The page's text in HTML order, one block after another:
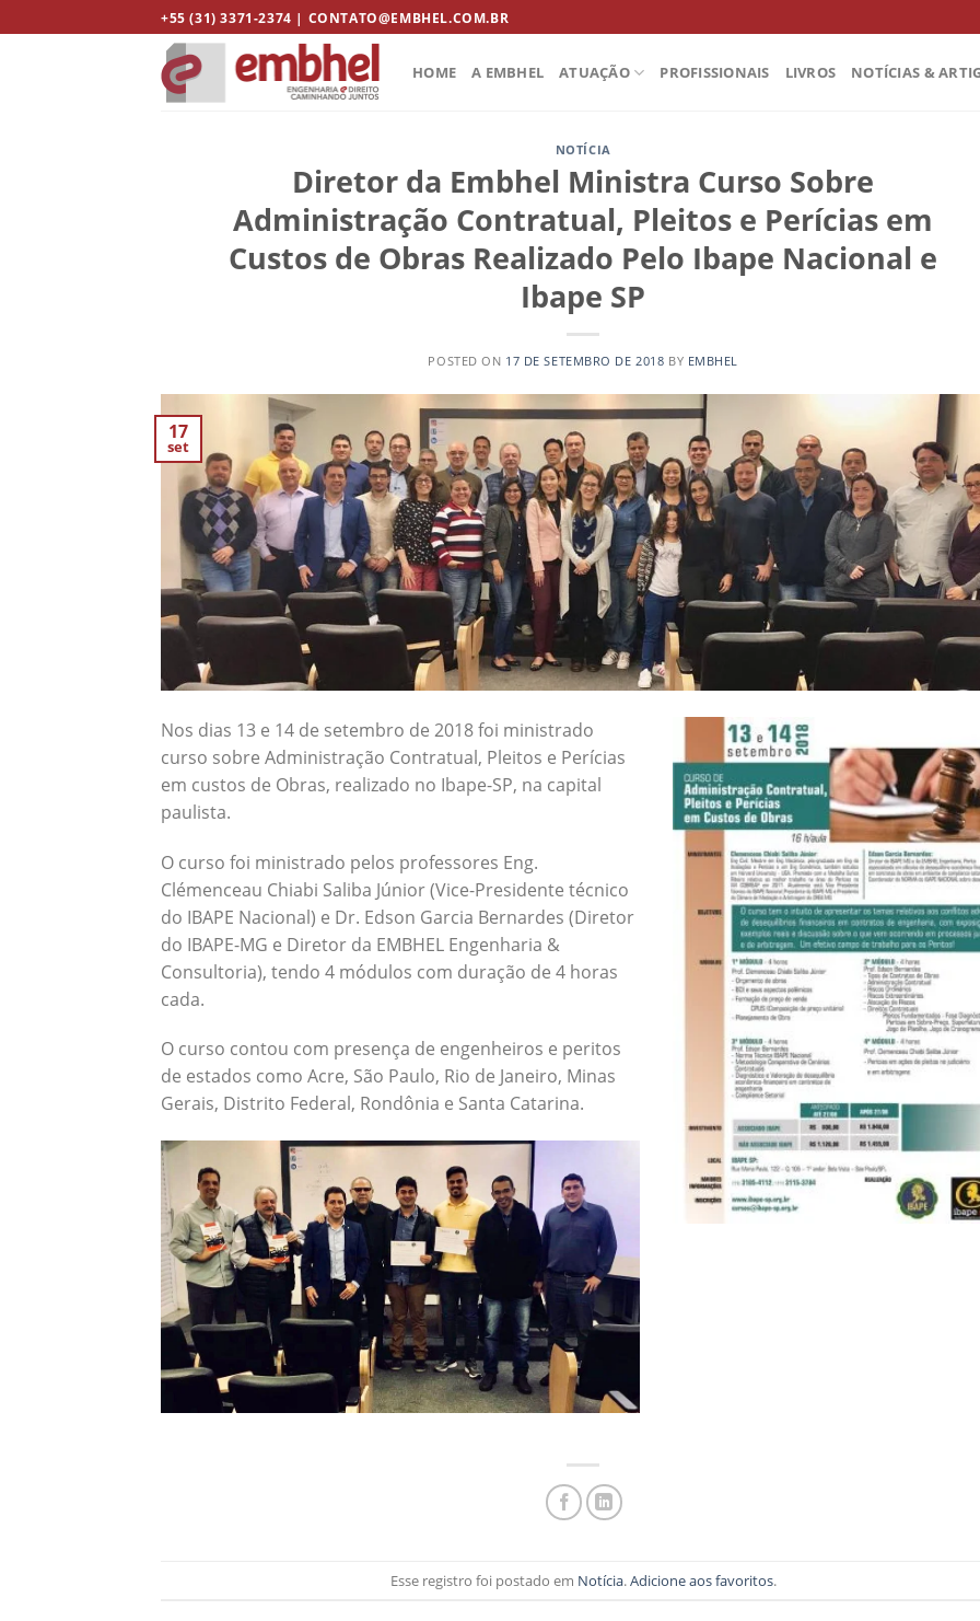
to
+55 (31) 3371-2374 | CONTATO@EMBHEL.COM.BR
HOME A EMBHEL ATUAÇÃO PROFISSIONAIS LIVROS NOTÍCIAS &
NOTÍCIA
Diretor da Embhel Ministra Curso Sobre
Administração Contratual, Pleitos e Perícias em
Custos de Obras Realizado Pelo Ibape Nacional e
Ibape SP
POSTED ON 17 DE SETEMBRO DE 2018 BY EMBHEL
17
set
Nos dias 13 e 14 de setembro de 2018 foi ministrado
curso sobre Administração Contratual, Pleitos e Perícias
em custos de Obras, realizado no Ibape-SP, na capital
paulista.
O curso foi ministrado pelos professores Eng.
Clémenceau Chiabi Saliba Júnior (Vice-Presidente técnico
do IBAPE Nacional) e Dr. Edson Garcia Bernardes (Diretor
do IBAPE-MG e Diretor da EMBHEL Engenharia &
Consultoria), tendo 4 módulos com duração de 4 horas
cada.
O curso contou com presença de engenheiros e peritos
de estados como Acre, São Paulo, Rio de Janeiro, Minas
Gerais, Distrito Federal, Rondônia e Santa Catarina.
Esse registro foi postado em Notícia.Adicione aos favoritos.